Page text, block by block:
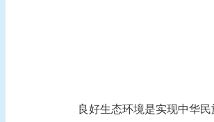
良好生态环境是实现中华民